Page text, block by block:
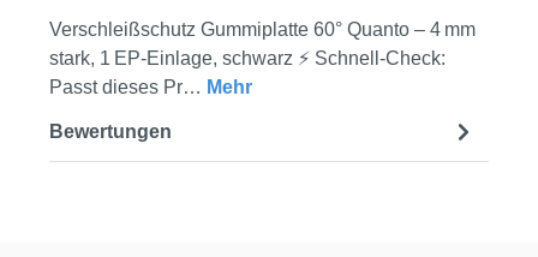
Verschleißschutz Gummiplatte 60° Quanto – 4 mm
stark, 1 EP‑Einlage, schwarz ⚡ Schnell-Check:
Passt dieses Pr… Mehr
Bewertungen